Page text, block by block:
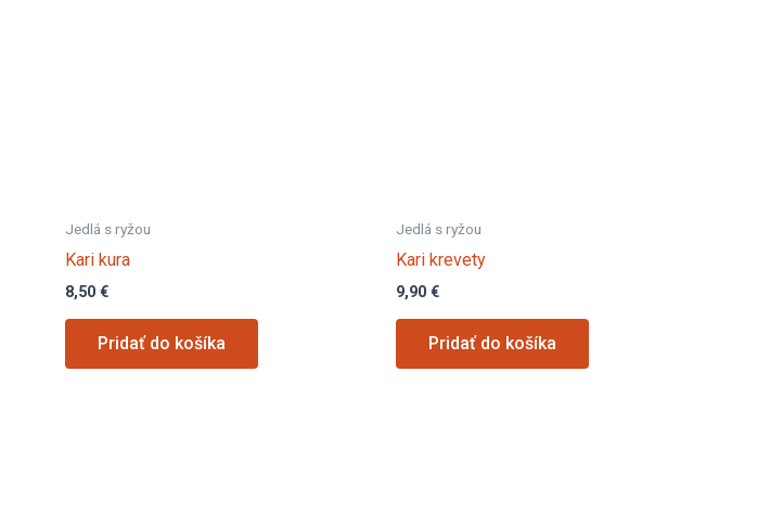
Jedlá s ryžou
Kari kura
8,50 €
Pridať do košíka
Jedlá s ryžou
Kari krevety
9,90 €
Pridať do košíka